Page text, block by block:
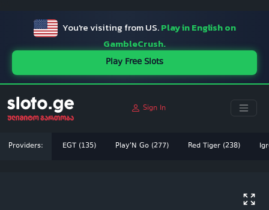
You're visiting from US.Play in English on
GambleCrush.
Play Free Slots
Sign In
Providers: EGT (135) Play'N Go (277) Red Tiger (238)